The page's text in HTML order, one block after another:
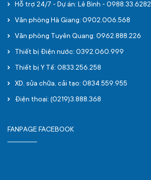
Hỗ trợ 24/7 - Dự án: Lê Bình - 0988.33.6282
Văn phòng Hà Giang: 0902.006.568
Văn phòng Tuyên Quang: 0962.888.226
Thiết bị Điện nước: 0392.060.999
Thiết bị Y Tế: 0833.256.258
XD, sửa chữa, cải tạo: 0834.559.955
Điện thoại: (0219)3.888.368
FANPAGE FACEBOOK